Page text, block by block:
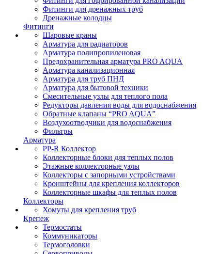
Фитинги для дренажных труб
Дренажные колодцы
Фитинги
Шаровые краны
Арматура для радиаторов
Арматура полипропиленовая
Предохранительная арматура PRO AQUA
Арматура канализационная
Арматура для труб ПНД
Арматура для бытовой техники
Смесительные узлы для теплого пола
Редукторы давления воды для водоснабжения
Обратные клапаны “PRO AQUA”
Воздухоотводчики для водоснабжения
Фильтры
Арматура
PP-R Коллектор
Коллекторные блоки для теплых полов
Этажные коллекторные узлы
Коллекторы с запорными устройствами
Кронштейны для крепления коллекторов
Коллекторные шкафы для теплых полов
Коллекторы
Хомуты для крепления труб
Крепеж
Термостаты
Коммуникаторы
Термоголовки